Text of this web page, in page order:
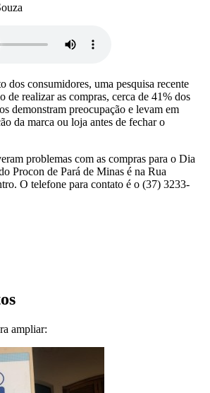
dos consumidores, uma pesquisa recente
de realizar as compras, cerca de 41% dos
demonstram preocupação e levam em
da marca ou loja antes de fechar o
problemas com as compras para o Dia
Procon de Pará de Minas é na Rua
O telefone para contato é o (37) 3233-
ampliar: